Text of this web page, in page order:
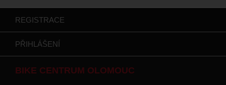
REGISTRACE
PŘIHLÁŠENÍ
BIKE CENTRUM OLOMOUC